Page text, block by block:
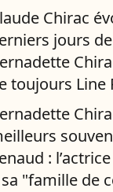
Chirac
jours
toujours Line
des
:
sa "famille de